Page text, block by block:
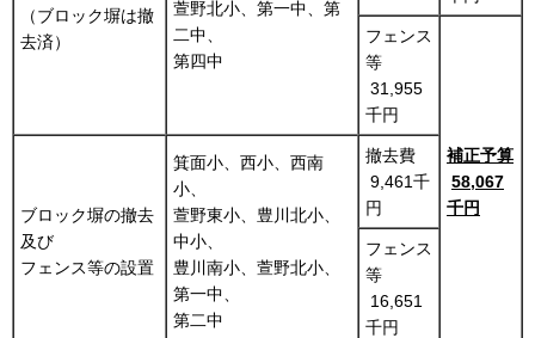
（ブロック塀は撤
去済）
萱野北小、第一中、第
二中、
第四中
フェンス
等
31,955
千円
補正予算
58,067
千円
ブロック塀の撤去
及び
フェンス等の設置
箕面小、西小、西南
小、
萱野東小、豊川北小、
中小、
豊川南小、萱野北小、
第一中、
第二中
撤去費
9,461千
円
フェンス
等
16,651
千円